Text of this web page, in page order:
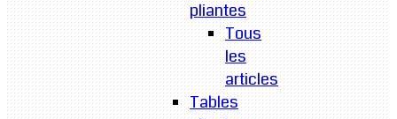
pliantes
Tous
les
articles
Tables